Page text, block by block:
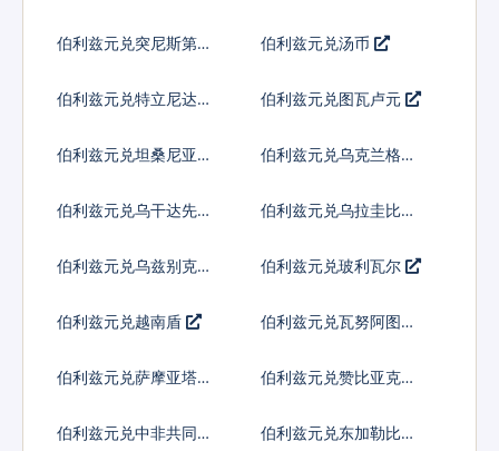
伯利兹元兑突尼斯第纳
伯利兹元兑汤币
伯利兹元兑特立尼达多
伯利兹元兑图瓦卢元
伯利兹元兑坦桑尼亚先
伯利兹元兑乌克兰格里
伯利兹元兑乌干达先令 伯利兹元兑乌拉圭比索
伯利兹元兑乌兹别克斯
伯利兹元兑玻利瓦尔
伯利兹元兑越南盾
伯利兹元兑瓦努阿图瓦
伯利兹元兑萨摩亚塔拉
伯利兹元兑赞比亚克瓦
伯利兹元兑中非共同体 伯利兹元兑东加勒比元